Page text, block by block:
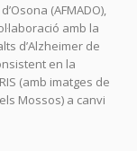
(AFMADO),
amb la
d’Alzheimer de
en la
(amb imatges de
Mossos) a canvi